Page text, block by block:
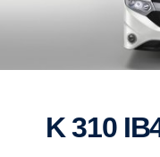
K 310